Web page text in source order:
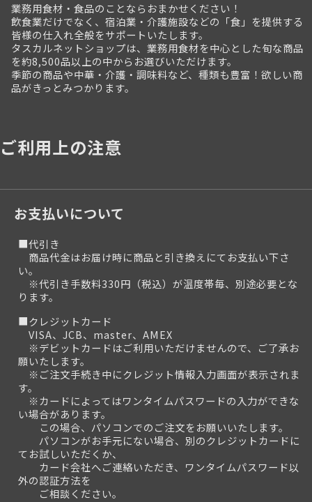
業務用食材・食品のことならおまかせください！
飲食業だけでなく、宿泊業・介護施設などの「食」を提供する
皆様の仕入れ全般をサポートいたします。
タスカルネットショップは、業務用食材を中心とした旬な商品
を約8,500品以上の中からお選びいただけます。
季節の商品や中華・介護・調味料など、種類も豊富！欲しい商
品がきっとみつかります。
ご利用上の注意
お支払いについて
■代引き
商品代金はお届け時に商品と引き換えにてお支払い下さ
い。
※代引き手数料330円（税込）が温度帯毎、別途必要とな
ります。
■クレジットカード
VISA、JCB、master、AMEX
※デビットカードはご利用いただけませんので、ご了承お
願いたします。
※ご注文手続き中にクレジット情報入力画面が表示されま
す。
※カードによってはワンタイムパスワードの入力ができな
い場合があります。
この場合、パソコンでのご注文をお願いいたします。
パソコンがお手元にない場合、別のクレジットカードに
てお試しいただくか、
カード会社へご連絡いただき、ワンタイムパスワード以
外の認証方法を
ご相談ください。